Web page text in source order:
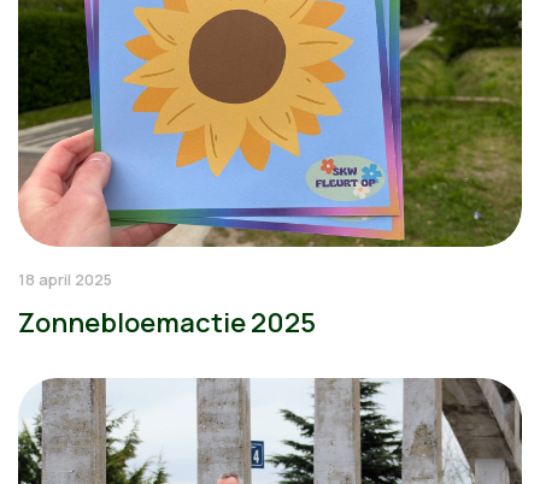
18 april 2025
Zonnebloemactie 2025